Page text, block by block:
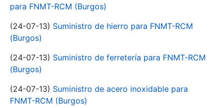
para FNMT-RCM (Burgos)
(24-07-13) Suministro de hierro para FNMT-RCM
(Burgos)
(24-07-13) Suministro de ferretería para FNMT-RCM
(Burgos)
(24-07-13) Suministro de acero inoxidable para
FNMT-RCM (Burgos)